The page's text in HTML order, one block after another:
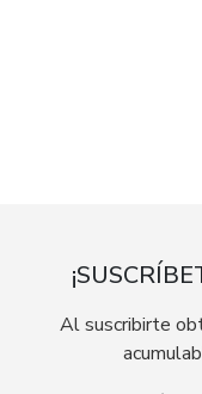
Al suscribirte